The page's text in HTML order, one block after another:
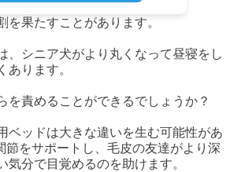
を果たすことがあります。
、シニア犬がより丸くなって昼寝をし
あります。
を責めることができるでしょうか？
ベッドは大きな違いを生む可能性があ
節をサポートし、毛皮の友達がより深
気分で目覚めるのを助けます。